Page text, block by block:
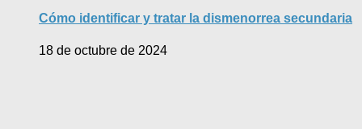
Cómo identificar y tratar la dismenorrea secundaria
18 de octubre de 2024